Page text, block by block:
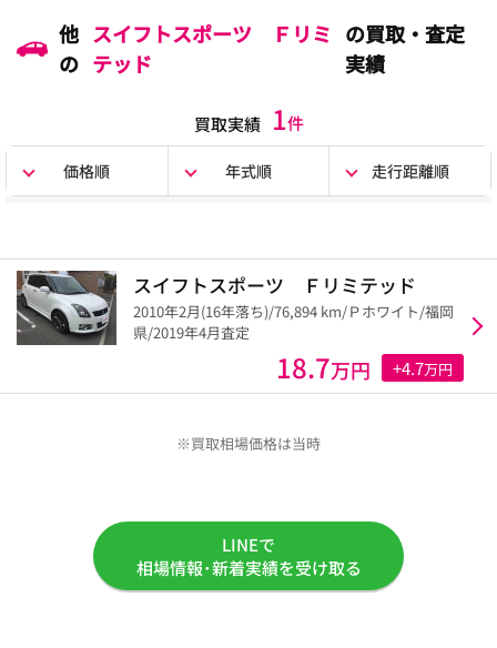
他
の
スイフトスポーツ Ｆリミ
テッド
の買取・査定
実績
買取実績 1件
価格順 年式順 走行距離順
スイフトスポーツ Ｆリミテッド
2010年2月(16年落ち)/76,894 km/Ｐホワイト/福岡
県/2019年4月査定
18.7万円 +4.7万円
※買取相場価格は当時
LINEで
相場情報･新着実績を受け取る